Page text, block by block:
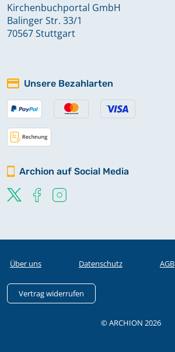
Kirchenbuchportal GmbH
Balinger Str. 33/1
70567 Stuttgart
Unsere Bezahlarten
Archion auf Social Media
Über uns Datenschutz AGB
Vertrag widerrufen
© ARCHION 2026